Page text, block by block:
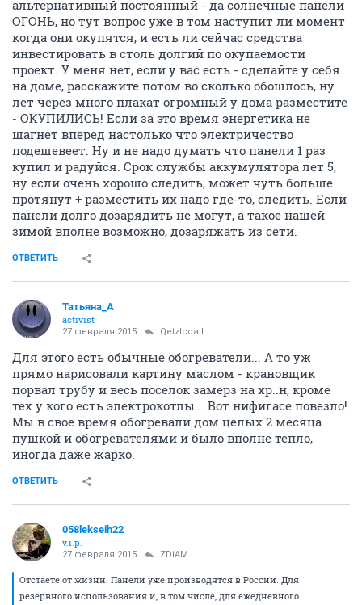
альтернативный постоянный - да солнечные панели
ОГОНЬ, но тут вопрос уже в том наступит ли момент
когда они окупятся, и есть ли сейчас средства
инвестировать в столь долгий по окупаемости
проект. У меня нет, если у вас есть - сделайте у себя
на доме, расскажите потом во сколько обошлось, ну
лет через много плакат огромный у дома разместите
- ОКУПИЛИСЬ! Если за это время энергетика не
шагнет вперед настолько что электричество
подешевеет. Ну и не надо думать что панели 1 раз
купил и радуйся. Срок службы аккумулятора лет 5,
ну если очень хорошо следить, может чуть больше
протянут + разместить их надо где-то, следить. Если
панели долго дозарядить не могут, а такое нашей
зимой вполне возможно, дозаряжать из сети.
ОТВЕТИТЬ
Татьяна_А
activist
27 февраля 2015 Qetzlcoatl
Для этого есть обычные обогреватели... А то уж
прямо нарисовали картину маслом - крановщик
порвал трубу и весь поселок замерз на хр..н, кроме
тех у кого есть электрокотлы... Вот нифигасе повезло!
Мы в свое время обогревали дом целых 2 месяца
пушкой и обогревателями и было вполне тепло,
иногда даже жарко.
ОТВЕТИТЬ
058lekseih22
v.i.p.
27 февраля 2015 ZDiAM
Отстаете от жизни. Панели уже производятся в России. Для
резервного использования и, в том числе, для ежедневного